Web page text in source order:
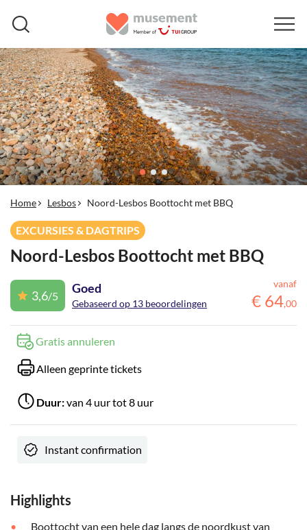
Home Lesbos Noord-Lesbos Boottocht met BBQ
EXCURSIES & DAGTRIPS
Noord-Lesbos Boottocht met BBQ
3,6/5
Goed
Gebaseerd op 13 beoordelingen
vanaf
€ 64,00
Gratis annuleren
Alleen geprinte tickets
Duur:van 4 uur tot 8 uur
Instant confirmation
Highlights
Boottocht van een hele dag langs de noordkust van